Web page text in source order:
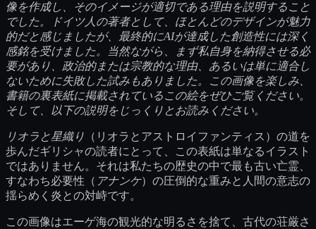
像を作成し、そのイメージが適切である理由を説明すること
でした。ドイツ人の著者として、ほとんどのデザインが魅力
的だと感じましたが、最終的にAIが達成した創造性には深く
感銘を受けました。当然ながら、まず私自身を納得させる必
要があり、政治的または宗教的な理由、あるいは単に適合し
ないために失敗した試みもありました。この画像を楽しみ、
書籍の裏表紙に掲載されているこの絵をぜひご覧ください。
そして、以下の説明をじっくりとお読みください。
リオラと星織り （リオラとアストロイファンティス）の道を
歩んだギリシャの読者にとって、この表紙は単なるイラスト
ではありません。それは私たちの歴史の中で最も古い亡霊、
すなわち必要性（ アナンケ）の圧倒的な重みと人間の意志の
揺らめく炎との対峙です。
この画像はエーゲ海の観光的な明るさを捨て、古代の荘厳さ